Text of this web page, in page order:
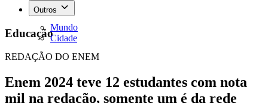
Outros
Mundo
Cidade
Educação
REDAÇÃO DO ENEM
Enem 2024 teve 12 estudantes com nota
mil na redação, somente um é da rede